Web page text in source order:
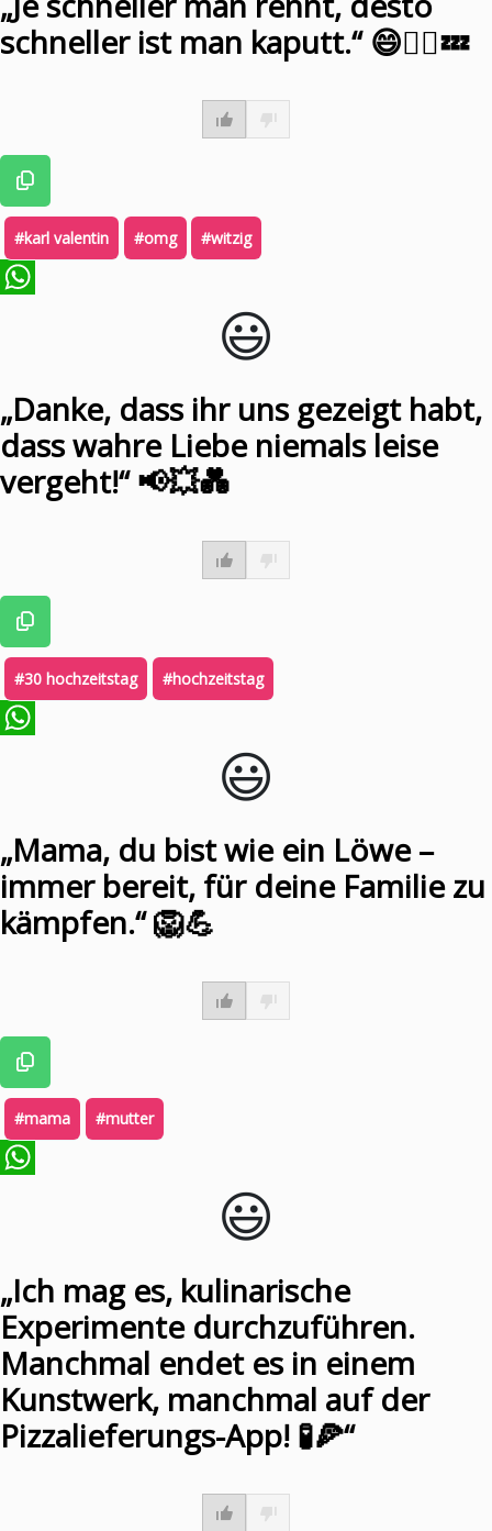
schneller ist man kaputt.“ 😄🏃‍♂️💤
#karl valentin #omg #witzig
😃️
„Danke, dass ihr uns gezeigt habt,
dass wahre Liebe niemals leise
vergeht!“ 📢💥💑
#30 hochzeitstag #hochzeitstag
😃️
„Mama, du bist wie ein Löwe –
immer bereit, für deine Familie zu
kämpfen.“ 🦁💪
#mama #mutter
😃️
„Ich mag es, kulinarische
Experimente durchzuführen.
Manchmal endet es in einem
Kunstwerk, manchmal auf der
Pizzalieferungs-App! 🧪🍕“